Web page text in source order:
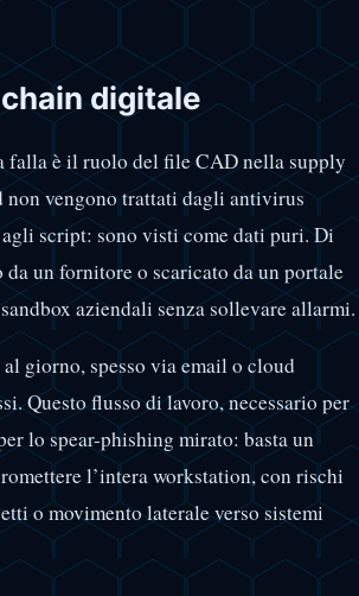
digitale
falla è il ruolo del file CAD nella supply
non vengono trattati dagli antivirus
script: sono visti come dati puri. Di
un fornitore o scaricato da un portale
aziendali senza sollevare allarmi.
giorno, spesso via email o cloud
Questo flusso di lavoro, necessario per
lo spear-phishing mirato: basta un
l’intera workstation, con rischi
o movimento laterale verso sistemi